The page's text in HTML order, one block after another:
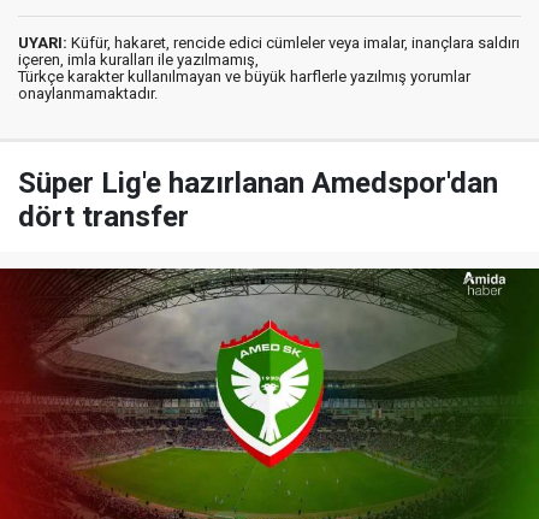
UYARI: Küfür, hakaret, rencide edici cümleler veya imalar, inançlara saldırı
içeren, imla kuralları ile yazılmamış,
Türkçe karakter kullanılmayan ve büyük harflerle yazılmış yorumlar
onaylanmamaktadır.
Süper Lig'e hazırlanan Amedspor'dan
dört transfer